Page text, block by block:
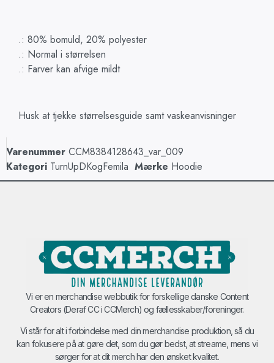
.: 80% bomuld, 20% polyester
.: Normal i størrelsen
.: Farver kan afvige mildt
Husk at tjekke størrelsesguide samt vaskeanvisninger
Varenummer CCM8384128643_var_009
Kategori TurnUpDKogFemila Mærke Hoodie
Vi er en merchandise webbutik for forskellige danske Content
Creators (Deraf CC i CCMerch) og fællesskaber/foreninger.
Vi står for alt i forbindelse med din merchandise produktion, så du
kan fokusere på at gøre det, som du gør bedst, at streame, mens vi
sørger for at dit merch har den ønsket kvalitet.